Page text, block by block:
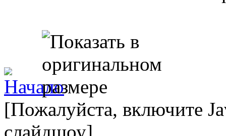
[Пожалуйста, включите
слайдшоу]